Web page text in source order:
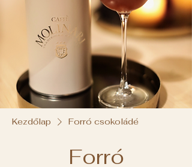
Kezdőlap Forró csokoládé
Forró